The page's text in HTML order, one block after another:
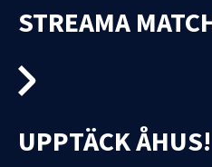
STREAMA
UPPTÄCK ÅHUS!